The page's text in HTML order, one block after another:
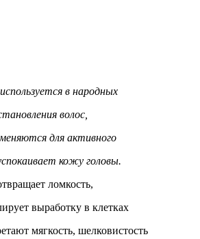
в народных
волос,
для активного
кожу головы.
ломкость,
выработку в клетках
мягкость, шелковистость